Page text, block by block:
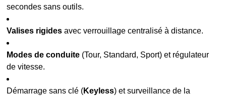
secondes sans outils.
Valises rigides avec verrouillage centralisé à distance.
Modes de conduite (Tour, Standard, Sport) et régulateur
de vitesse.
Démarrage sans clé (Keyless) et surveillance de la